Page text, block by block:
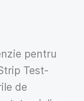
pentru
Test-
de